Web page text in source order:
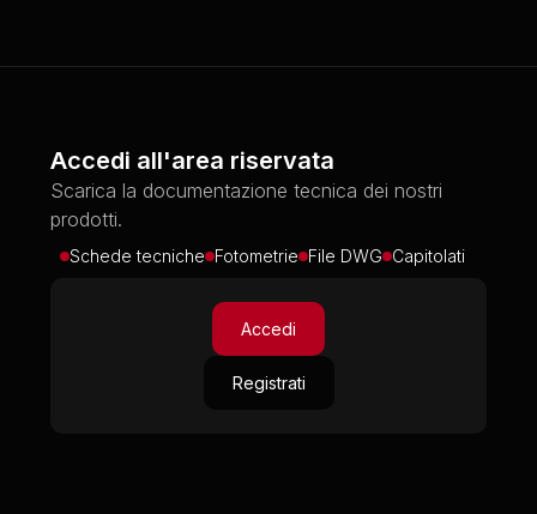
Accedi all'area riservata
Scarica la documentazione tecnica dei nostri
prodotti.
Schede tecniche Fotometrie File DWG Capitolati
Accedi
Registrati